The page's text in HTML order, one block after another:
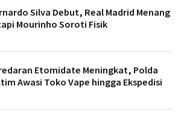
Silva Debut, Real Madrid Menang
Mourinho Soroti Fisik
Etomidate Meningkat, Polda
Awasi Toko Vape hingga Ekspedisi